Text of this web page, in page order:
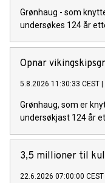
Grønhaug - som
undersøkes 124 år
Opnar
5.8.2026 11:30:33 CEST |
Grønhaug, som er
undersøkjast 124 år
3,5 millioner til
22.6.2026 07:00:00 CEST